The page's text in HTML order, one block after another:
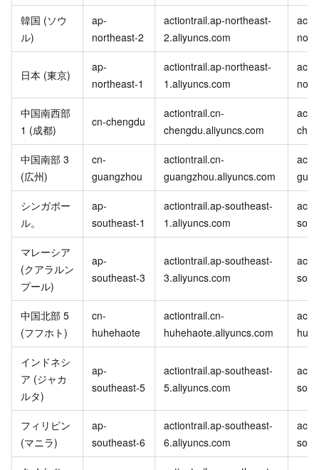
韓国 (ソウ
ル)
ap-
northeast-2
actiontrail.ap-northeast-
2.aliyuncs.com
日本 (東京)
ap-
northeast-1
actiontrail.ap-northeast-
1.aliyuncs.com
中国南西部
1 (成都)
cn-chengdu
actiontrail.cn-
chengdu.aliyuncs.com
中国南部 3
(広州)
cn-
guangzhou
actiontrail.cn-
guangzhou.aliyuncs.com
シンガポー
ル。
ap-
southeast-1
actiontrail.ap-southeast-
1.aliyuncs.com
マレーシア
(クアラルン
プール)
ap-
southeast-3
actiontrail.ap-southeast-
3.aliyuncs.com
中国北部 5
(フフホト)
cn-
huhehaote
actiontrail.cn-
huhehaote.aliyuncs.com
インドネシ
ア (ジャカ
ルタ)
ap-
southeast-5
actiontrail.ap-southeast-
5.aliyuncs.com
フィリピン
(マニラ)
ap-
southeast-6
actiontrail.ap-southeast-
6.aliyuncs.com